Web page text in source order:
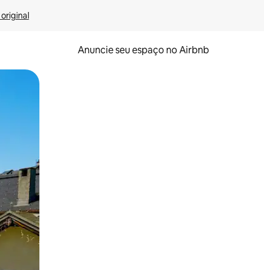
Anuncie seu espaço no Airbnb
o dedo na tela.